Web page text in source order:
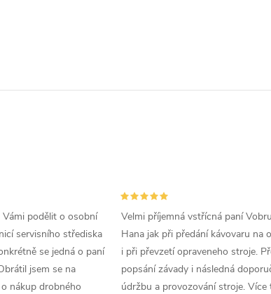
podělit o osobní
servisního střediska
se jedná o paní
jsem se na
nákup drobného
Velmi příjemná vstřícná paní
Hana jak při předání kávovaru na
i při převzetí opraveneho stroje.
popsání závady i následná
údržbu a provozování stroje. Více